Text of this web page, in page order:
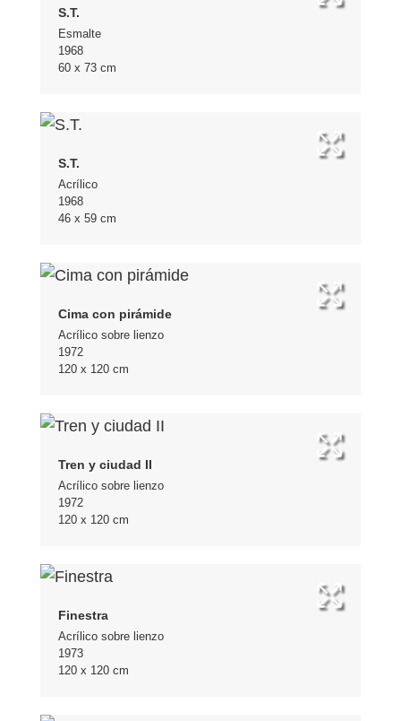
S.T.
Esmalte
1968
60 x 73 cm
S.T.
Acrílico
1968
46 x 59 cm
Cima con pirámide
Acrílico sobre lienzo
1972
120 x 120 cm
Tren y ciudad II
Acrílico sobre lienzo
1972
120 x 120 cm
Finestra
Acrílico sobre lienzo
1973
120 x 120 cm